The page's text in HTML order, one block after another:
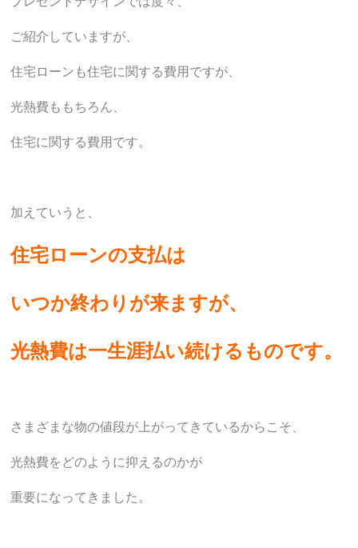
ご紹介していますが、
住宅ローンも住宅に関する費用ですが、
光熱費ももちろん、
住宅に関する費用です。
加えていうと、
住宅ローンの支払は
いつか終わりが来ますが、
光熱費は一生涯払い続けるものです。
さまざまな物の値段が上がってきているからこそ、
光熱費をどのように抑えるのかが
重要になってきました。